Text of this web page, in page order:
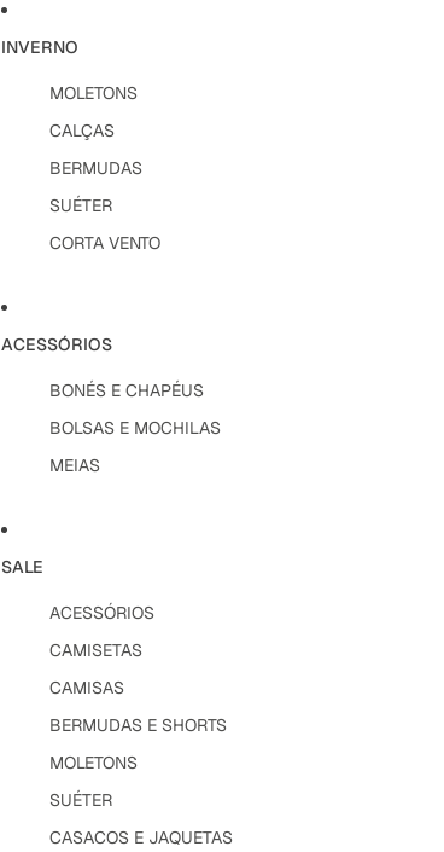
INVERNO
MOLETONS
CALÇAS
BERMUDAS
SUÉTER
CORTA VENTO
ACESSÓRIOS
BONÉS E CHAPÉUS
BOLSAS E MOCHILAS
MEIAS
SALE
ACESSÓRIOS
CAMISETAS
CAMISAS
BERMUDAS E SHORTS
MOLETONS
SUÉTER
CASACOS E JAQUETAS